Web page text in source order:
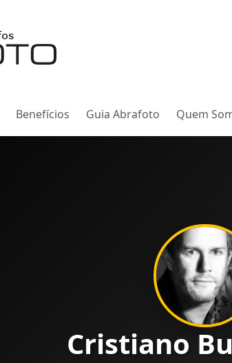
Benefícios Guia Abrafoto Quem
Cristiano